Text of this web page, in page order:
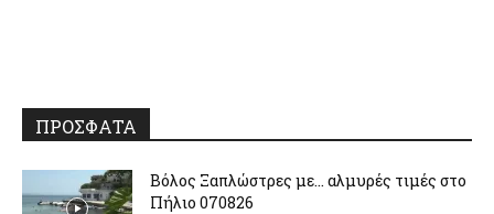
ΠΡΟΣΦΑΤΑ
Βόλος Ξαπλώστρες με… αλμυρές τιμές στο
Πήλιο 070826